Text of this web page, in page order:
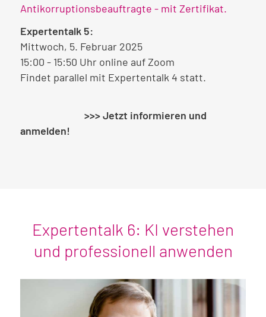
Antikorruptionsbeauftragte - mit Zertifikat.
Expertentalk 5:
Mittwoch, 5. Februar 2025
15:00 - 15:50 Uhr online auf Zoom
Findet parallel mit Expertentalk 4 statt.
>>> Jetzt informieren und
anmelden!
Expertentalk 6: KI verstehen
und professionell anwenden